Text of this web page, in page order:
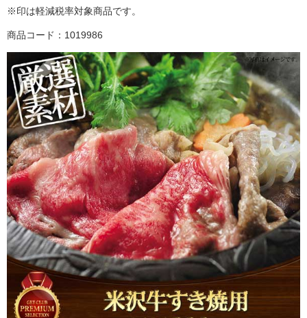
※印は軽減税率対象商品です。
商品コード：1019986